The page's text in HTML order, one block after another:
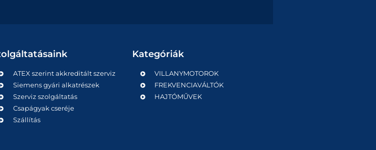
ATEX szerint akkreditált szerviz
Siemens gyári alkatrészek
Szerviz szolgáltatás
Csapágyak cseréje
Szállítás
Kategóriák
VILLANYMOTOROK
FREKVENCIAVÁLTÓK
HAJTÓMŰVEK